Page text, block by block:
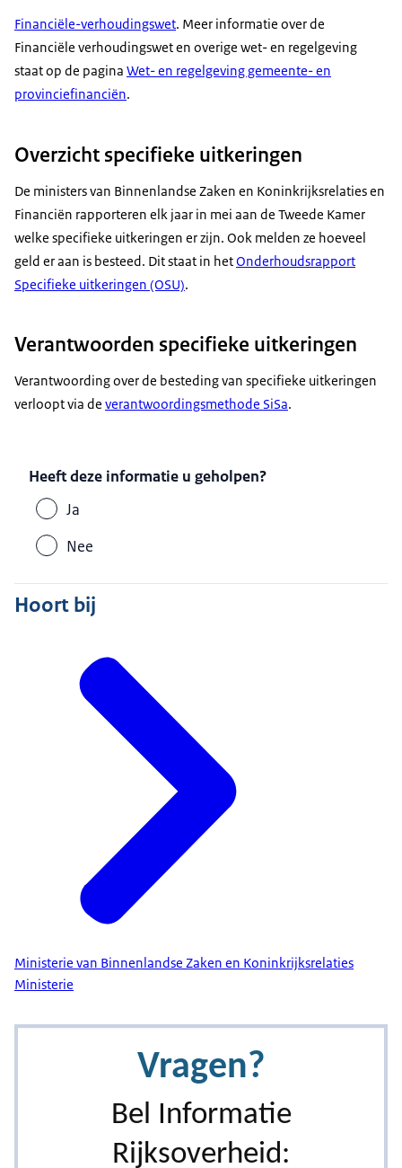
Financiële-verhoudingswet. Meer informatie over de
Financiële verhoudingswet en overige wet- en regelgeving
staat op de pagina Wet- en regelgeving gemeente- en
provinciefinanciën.
Overzicht specifieke uitkeringen
De ministers van Binnenlandse Zaken en Koninkrijksrelaties en
Financiën rapporteren elk jaar in mei aan de Tweede Kamer
welke specifieke uitkeringen er zijn. Ook melden ze hoeveel
geld er aan is besteed. Dit staat in hetOnderhoudsrapport
Specifieke uitkeringen (OSU).
Verantwoorden specifieke uitkeringen
Verantwoording over de besteding van specifieke uitkeringen
verloopt via de verantwoordingsmethode SiSa.
Heeft deze informatie u geholpen?
Ja
Nee
Hoort bij
Ministerie van Binnenlandse Zaken en Koninkrijksrelaties
Ministerie